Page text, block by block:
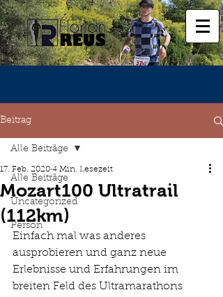
Beitrag
Alle Beiträge
Uncategorized
Person
Alle Beiträge
Mozart100 Ultratrail
(112km)
17. Feb. 2020 4 Min. Lesezeit
Einfach mal was anderes
ausprobieren und ganz neue
Erlebnisse und Erfahrungen im
breiten Feld des Ultramarathons